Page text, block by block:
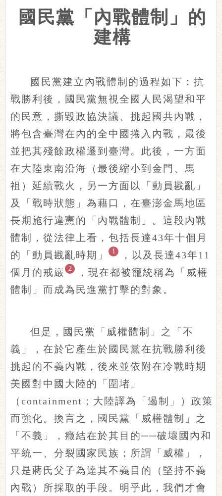
國民黨「內戰體制」的
建構
國民黨建立內戰體制的過程如下：抗
戰勝利後，國民黨無視全國人民渴望和平
的民意，撕毀政協決議、挑起國共內戰，
將包含臺灣在內的全中國捲入內戰，最後
並把其殘餘政權遷到臺灣。此後，一方面
在大陸東南沿海（最後縮小到金門、馬
祖）延續戰火，另一方面以「動員戡亂」
及「戰時狀態」為藉口，在臺澎金馬地區
長期施行違憲的「內戰體制」。這段內戰
體制，從法律上看，包括長達43年十個月
的「動員戡亂時期」
1
，以及長達43年11
個月的戒嚴
2
，現在都被籠統稱為「威權
體制」而成為民進黨打擊的對象。
但是，國民黨「威權體制」之「不
義」，在於它產生於國民黨在抗戰勝利後
挑起的不義內戰，後來並依附在冷戰時期
美國對中國大陸的「圍堵」
（containment；大陸譯為「遏制」）政策
而強化。換言之，國民黨「威權體制」之
「不義」，癥結在於其目的──破壞國內和
平統一、分裂國家民族；所謂「威權」，
只是蔣氏父子為達其不義目的（堅持不義
內戰）所採取的手段。明乎此，我們才會